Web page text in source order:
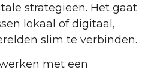
strategieën. Het gaat
lokaal of digitaal,
slim te verbinden.
met een